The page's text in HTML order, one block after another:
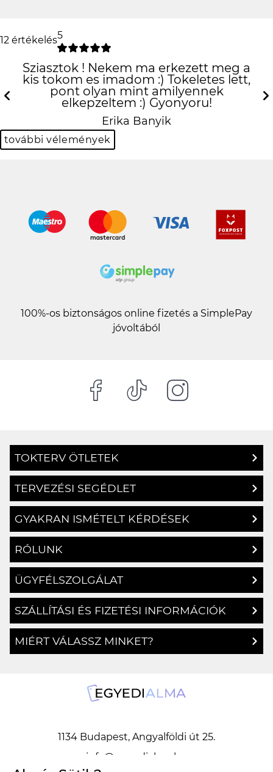
12 értékelés5
Sziasztok ! Nekem ma erkezett meg a
kis tokom es imadom :) Tokeletes lett,
pont olyan mint amilyennek
elkepzeltem :) Gyonyoru!
Erika Banyik
Previous
további vélemények
100%-os biztonságos online fizetés a SimplePay
jóvoltából
TOKTERV ÖTLETEK
TERVEZÉSI SEGÉDLET
GYAKRAN ISMÉTELT KÉRDÉSEK
RÓLUNK
ÜGYFÉLSZOLGÁLAT
SZÁLLÍTÁSI ÉS FIZETÉSI INFORMÁCIÓK
MIÉRT VÁLASSZ MINKET?
1134 Budapest, Angyalföldi út 25.
info@egyedialma.hu